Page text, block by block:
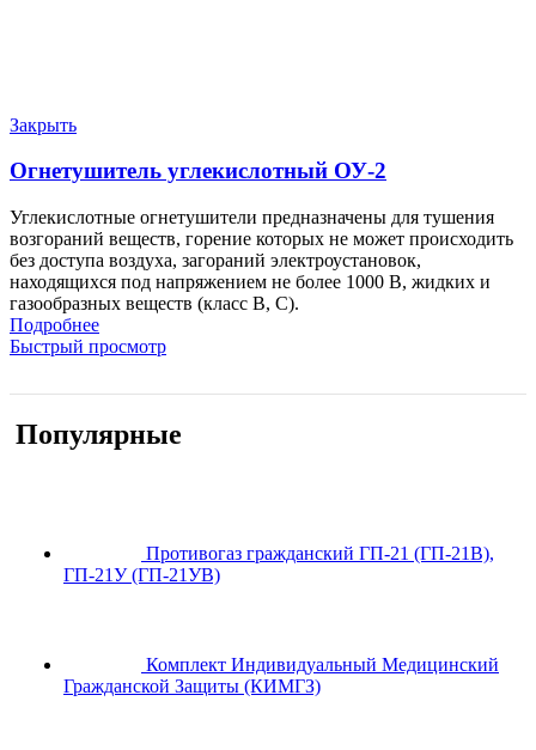
Закрыть
Огнетушитель углекислотный ОУ-2
Углекислотные огнетушители предназначены для тушения
возгораний веществ, горение которых не может происходить
без доступа воздуха, загораний электроустановок,
находящихся под напряжением не более 1000 В, жидких и
газообразных веществ (класс В, С).
Подробнее
Быстрый просмотр
Популярные
Противогаз гражданский ГП-21 (ГП-21В),
ГП-21У (ГП-21УВ)
Комплект Индивидуальный Медицинский
Гражданской Защиты (КИМГЗ)